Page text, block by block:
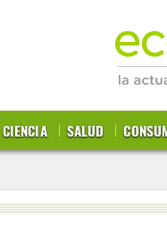
CIENCIA SALUD